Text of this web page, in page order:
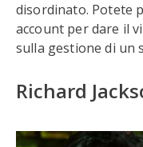
disordinato. Potete
account per dare il
sulla gestione di un
Richard